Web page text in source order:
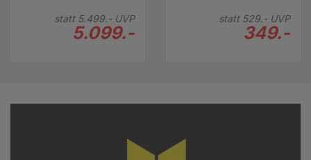
statt 5.499.-UVP
5.099.-
statt 529.-UVP
349.-